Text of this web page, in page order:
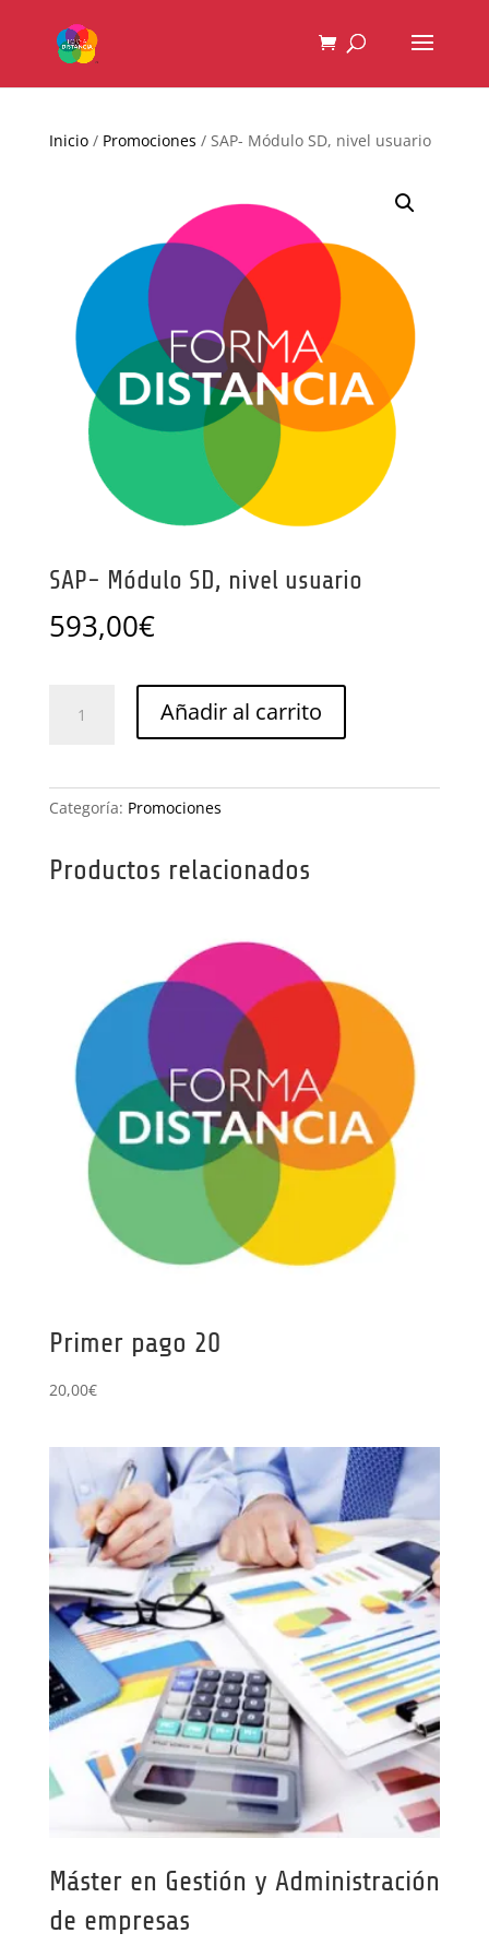
Inicio/ Promociones / SAP- Módulo SD, nivel usuario
SAP- Módulo SD, nivel usuario
593,00€
Módulo
cantidad
Añadir al carrito
Categoría: Promociones
Productos relacionados
Primer pago 20
20,00€
Máster en Gestión y Administración
de empresas